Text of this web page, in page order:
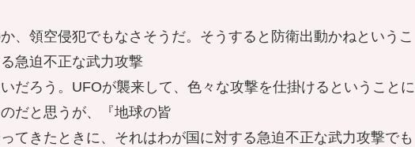
、領空侵犯でもなさそうだ。そうすると防衛出動かねというこ
急迫不正な武力攻撃
だろう。UFOが襲来して、色々な攻撃を仕掛けるということに
だと思うが、『地球の皆
てきたときに、それはわが国に対する急迫不正な武力攻撃でも